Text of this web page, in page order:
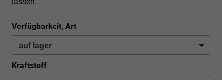
Verfügbarkeit, Art
Kraftstoff